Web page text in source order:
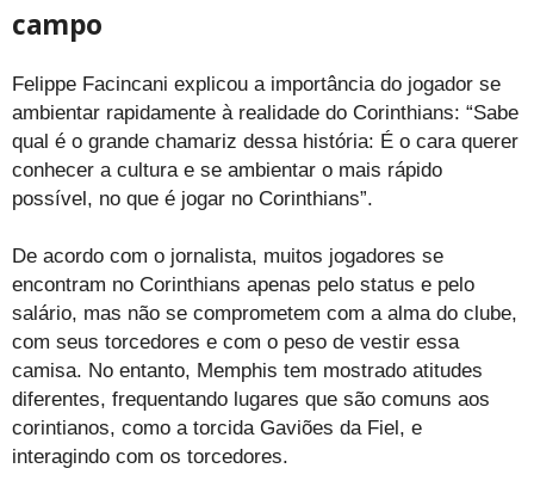
campo
Felippe Facincani explicou a importância do jogador se
ambientar rapidamente à realidade do Corinthians: “Sabe
qual é o grande chamariz dessa história: É o cara querer
conhecer a cultura e se ambientar o mais rápido
possível, no que é jogar no Corinthians”.
De acordo com o jornalista, muitos jogadores se
encontram no Corinthians apenas pelo status e pelo
salário, mas não se comprometem com a alma do clube,
com seus torcedores e com o peso de vestir essa
camisa. No entanto, Memphis tem mostrado atitudes
diferentes, frequentando lugares que são comuns aos
corintianos, como a torcida Gaviões da Fiel, e
interagindo com os torcedores.